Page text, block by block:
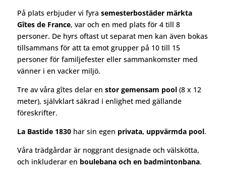
På plats erbjuder vi fyra semesterbostäder märkta
Gîtes de France, var och en med plats för 4 till 8
personer. De hyrs oftast ut separat men kan även bokas
tillsammans för att ta emot grupper på 10 till 15
personer för familjefester eller sammankomster med
vänner i en vacker miljö.
Tre av våra gîtes delar en stor gemensam pool(8 x 12
meter), självklart säkrad i enlighet med gällande
föreskrifter.
La Bastide 1830har sin egen privata, uppvärmda pool.
Våra trädgårdar är noggrant designade och välskötta,
och inkluderar en boulebana och en badmintonbana.